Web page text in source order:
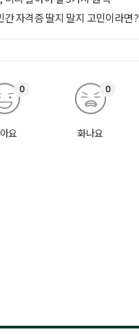
자격증 딸지 말지 고민이라면?
요
0
화나요
0